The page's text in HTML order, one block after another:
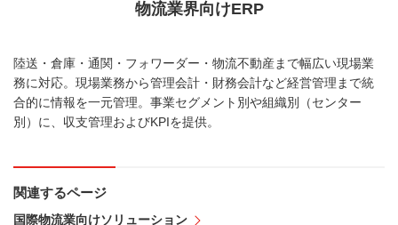
物流業界向けERP
陸送・倉庫・通関・フォワーダー・物流不動産まで幅広い現場業
務に対応。現場業務から管理会計・財務会計など経営管理まで統
合的に情報を一元管理。事業セグメント別や組織別（センター
別）に、収支管理およびKPIを提供。
関連するページ
国際物流業向けソリューション